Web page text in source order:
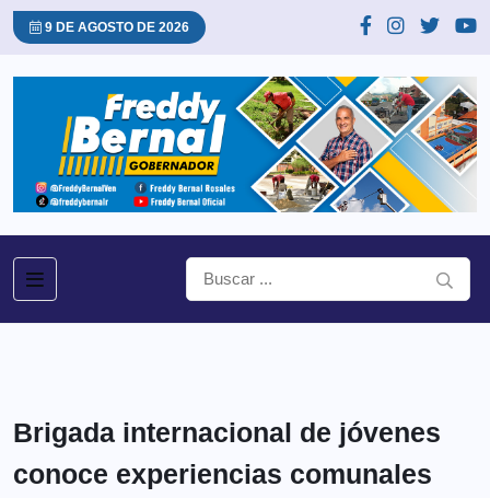
9 DE AGOSTO DE 2026
Brigada internacional de jóvenes
conoce experiencias comunales